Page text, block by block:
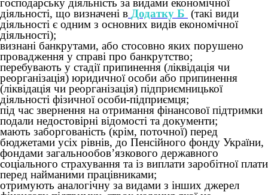
господарську діяльність за видами економічної
діяльності, що визначені в Додатку Б (такі види
діяльності є одним з основних видів економічної
діяльності);
визнані банкрутами, або стосовно яких порушено
провадження у справі про банкрутство;
перебувають у стадії припинення (ліквідація чи
реорганізація) юридичної особи або припинення
(ліквідація чи реорганізація) підприємницької
діяльності фізичної особи-підприємця;
під час звернення на отримання фінансової підтримки
подали недостовірні відомості та документи;
мають заборгованість (крім, поточної) перед
бюджетами усіх рівнів, до Пенсійного фонду України,
фондами загальнообов’язкового державного
соціального страхування та із виплати заробітної плати
перед найманими працівниками;
отримують аналогічну за видами з інших джерел